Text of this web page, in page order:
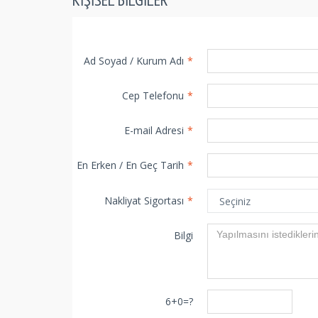
Ad Soyad / Kurum Adı *
Cep Telefonu *
E-mail Adresi *
En Erken / En Geç Tarih *
Nakliyat Sigortası *
Bilgi
6+0=?